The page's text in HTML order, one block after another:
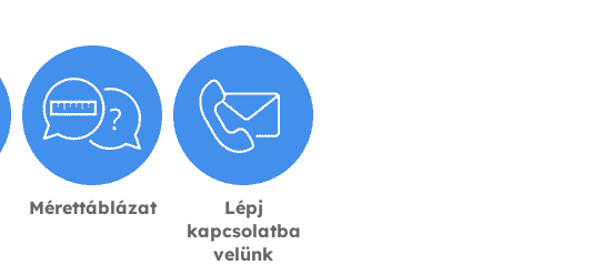
Mérettáblázat
Lépj
kapcsolatba
velünk